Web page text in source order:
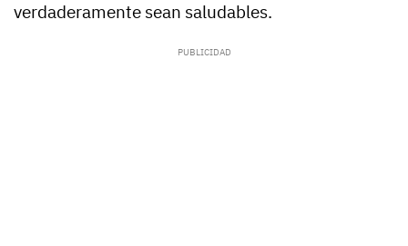
verdaderamente sean saludables.